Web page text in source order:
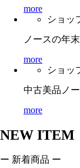
more
ショッ
ノースの年
more
ショッ
中古美品ノ
more
NEW ITEM
ー 新着商品 ー